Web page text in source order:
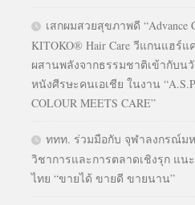
เสกผมสวยสุขภาพดี “Advance
KITOKO® Hair Care วีแกนแฮร์
ผสานพลังจากธรรมชาติเข้ากับน
หนังศีรษะคนเอเชีย ในงาน
COLOUR MEETS CARE”
ททท. ร่วมมือกับ จุฬาลงกรณ์ม
วิชาการและการตลาดเชิงรุก แน
ไทย “ขายได้ ขายดี ขายนาน”